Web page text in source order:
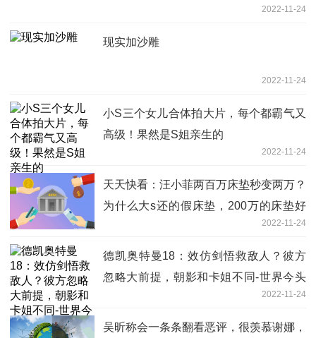
2022-11-24
现实加沙雕
2022-11-24
小S三个女儿合体拍大片，每个都霸气又
高级！果然是S姐亲生的
2022-11-24
天天快看：汪小菲两百万床垫秒变两万？
为什么大s还的假床垫，200万的床垫好
2022-11-24
德凯奥特曼18：效仿剑悟救敌人？彼方
忽略大前提，朝影和卡姐不同-世界今头
2022-11-24
吴昕称会一条条翻看恶评，很羡慕谢娜，